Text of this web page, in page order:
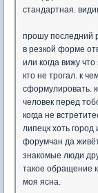
стандартная.
прошу последний
в резкой форме
или когда вижу
кто не трогал. к
сформулировать.
человек перед
когда не
липецк хоть город
форумчан да
знакомые люди
такое обращение
моя ясна.